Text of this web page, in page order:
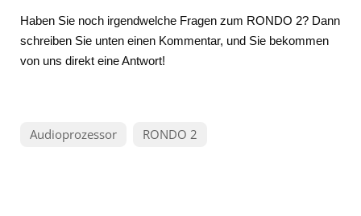
Haben Sie noch irgendwelche Fragen zum RONDO 2? Dann
schreiben Sie unten einen Kommentar, und Sie bekommen
von uns direkt eine Antwort!
Audioprozessor RONDO 2